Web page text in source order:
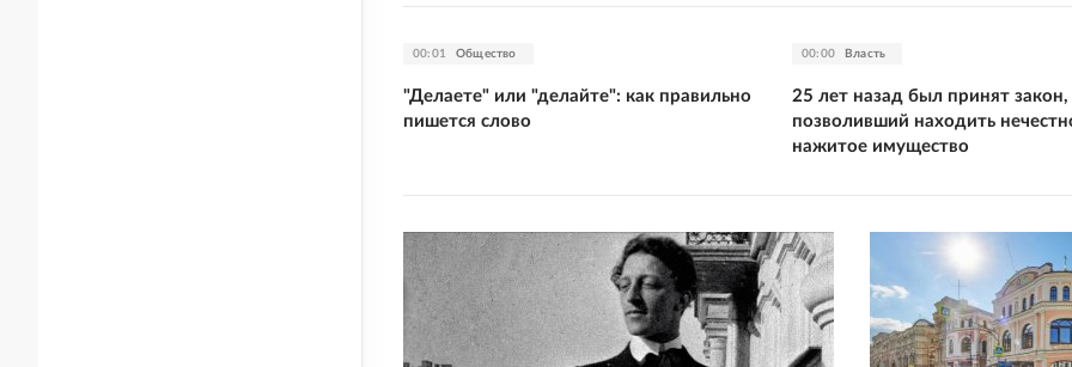
00:01 Общество
"Делаете" или "делайте": как правильно
пишется слово
00:00 Власть
25 лет назад был принят закон,
позволивший находить
нажитое имущество